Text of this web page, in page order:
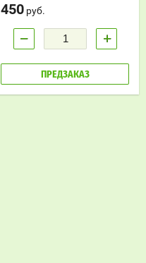
450 руб.
− +
ПРЕДЗАКАЗ